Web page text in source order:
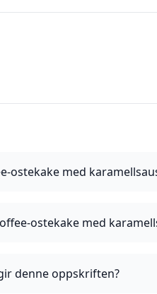
ostekake med
ostekake med
denne oppskriften?